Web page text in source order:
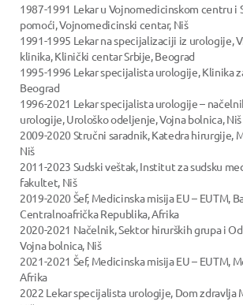
1987-1991 Lekar u Vojnomedicinskom centru i
pomoći, Vojnomedicinski centar, Niš
1991-1995 Lekar na specijalizaciji iz urologije,
klinika, Klinički centar Srbije, Beograd
1995-1996 Lekar specijalista urologije, Klinika
Beograd
1996-2021 Lekar specijalista urologije –
urologije, Urološko odeljenje, Vojna bolnica, Niš
2009-2020 Stručni saradnik, Katedra hirurgije,
Niš
2011-2023 Sudski veštak, Institut za sudsku
fakultet, Niš
2019-2020 Šef, Medicinska misija EU – EUTM,
Centralnoafrička Republika, Afrika
2020-2021 Načelnik, Sektor hirurških grupa i
Vojna bolnica, Niš
2021-2021 Šef, Medicinska misija EU – EUTM,
Afrika
2022 Lekar specijalista urologije, Dom zdravlja